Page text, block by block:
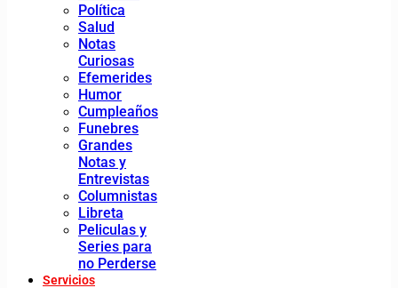
Política
Salud
Notas
Curiosas
Efemerides
Humor
Cumpleaños
Funebres
Grandes
Notas y
Entrevistas
Columnistas
Libreta
Peliculas y
Series para
no Perderse
Servicios